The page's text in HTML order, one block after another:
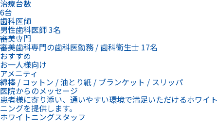
治療台数
6台
歯科医師
男性歯科医師 3名
審美専門
審美歯科専門の歯科医勤務 / 歯科衛生士 17名
おすすめ
お一人様向け
アメニティ
綿棒 / コットン / 油とり紙 / ブランケット / スリッパ
医院からのメッセージ
患者様に寄り添い、通いやすい環境で満足いただけるホワイト
ニングを提供します。
ホワイトニングスタッフ